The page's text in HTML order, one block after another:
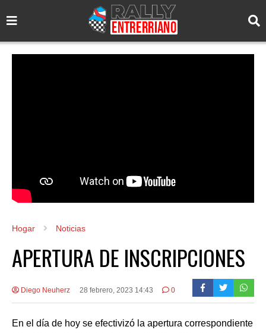
Hogar Noticias
APERTURA DE INSCRIPCIONES
Diego Neuherz 28 febrero, 2023 14:43 0
En el día de hoy se efectivizó la apertura correspondiente